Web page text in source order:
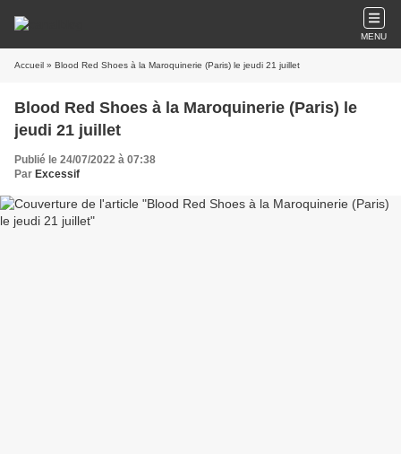
MENU
Accueil » Blood Red Shoes à la Maroquinerie (Paris) le jeudi 21 juillet
Blood Red Shoes à la Maroquinerie (Paris) le
jeudi 21 juillet
Publié le 24/07/2022 à 07:38
Par Excessif